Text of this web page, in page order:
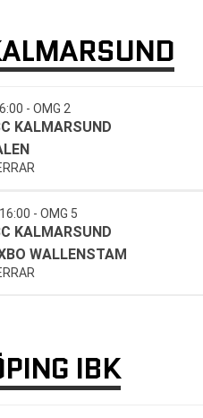
- OMG 2
KALMARSUND
- OMG 5
KALMARSUND
WALLENSTAM
IBK